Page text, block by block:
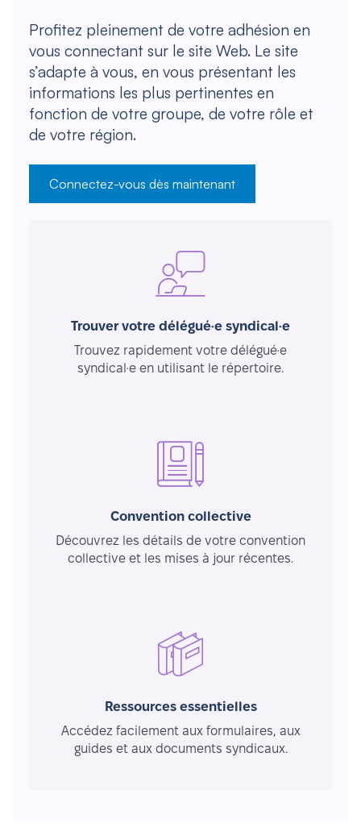
Profitez pleinement de votre adhésion en
vous connectant sur le site Web. Le site
s’adapte à vous, en vous présentant les
informations les plus pertinentes en
fonction de votre groupe, de votre rôle et
de votre région.
Connectez-vous dès maintenant
Trouver votre délégué·e syndical·e
Trouvez rapidement votre délégué·e
syndical·e en utilisant le répertoire.
Convention collective
Découvrez les détails de votre convention
collective et les mises à jour récentes.
Ressources essentielles
Accédez facilement aux formulaires, aux
guides et aux documents syndicaux.